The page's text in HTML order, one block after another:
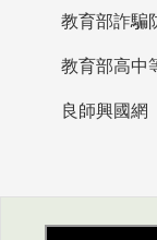
教育部詐騙
良師興國網